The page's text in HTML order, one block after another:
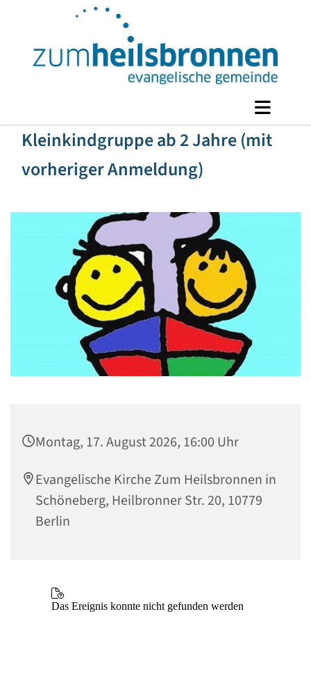
Kleinkindgruppe ab 2 Jahre (mit
vorheriger Anmeldung)
Montag, 17. August 2026, 16:00 Uhr
Evangelische Kirche Zum Heilsbronnen in
Schöneberg, Heilbronner Str. 20, 10779
Berlin